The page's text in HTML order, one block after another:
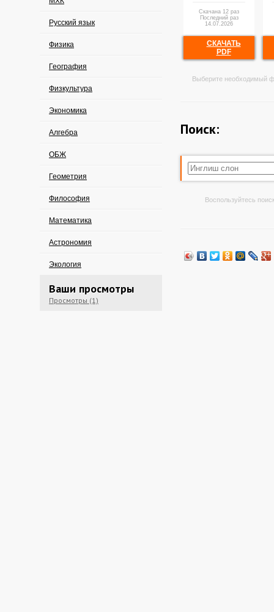
Русский язык
Физика
География
Физкультура
Экономика
Алгебра
ОБЖ
Геометрия
Философия
Математика
Астрономия
Экология
Ваши просмотры
Просмотры (1)
Скачана 12 раз
Последний раз
14.07.2026
СКАЧАТЬ
PDF
Выберите необходимый
Поиск:
Воспользуйтесь